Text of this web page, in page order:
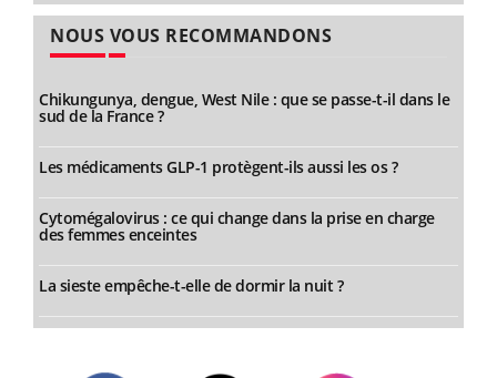
NOUS VOUS RECOMMANDONS
Chikungunya, dengue, West Nile : que se passe-t-il dans le
sud de la France ?
Les médicaments GLP-1 protègent-ils aussi les os ?
Cytomégalovirus : ce qui change dans la prise en charge
des femmes enceintes
La sieste empêche-t-elle de dormir la nuit ?